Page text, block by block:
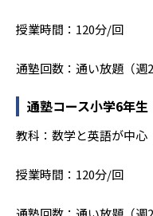
授業時間：120分/回
通塾回数：通い放題（週2
通塾コース小学6年生
教科：数学と英語が中心
授業時間：120分/回